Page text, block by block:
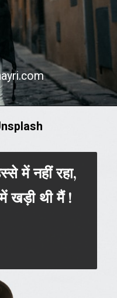
में नहीं रहा,
खड़ी थी मैं !